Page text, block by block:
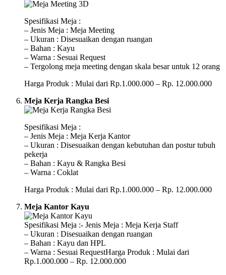
Spesifikasi Meja :
– Jenis Meja : Meja Meeting
– Ukuran : Disesuaikan dengan ruangan
– Bahan : Kayu
– Warna : Sesuai Request
– Tergolong meja meeting dengan skala besar untuk 12 orang
Harga Produk : Mulai dari Rp.1.000.000 – Rp. 12.000.000
Meja Kerja Rangka Besi
Spesifikasi Meja :
– Jenis Meja : Meja Kerja Kantor
– Ukuran : Disesuaikan dengan kebutuhan dan postur tubuh
pekerja
– Bahan : Kayu & Rangka Besi
– Warna : Coklat
Harga Produk : Mulai dari Rp.1.000.000 – Rp. 12.000.000
Meja Kantor Kayu
Spesifikasi Meja :- Jenis Meja : Meja Kerja Staff
– Ukuran : Disesuaikan dengan ruangan
– Bahan : Kayu dan HPL
– Warna : Sesuai RequestHarga Produk : Mulai dari
Rp.1.000.000 – Rp. 12.000.000